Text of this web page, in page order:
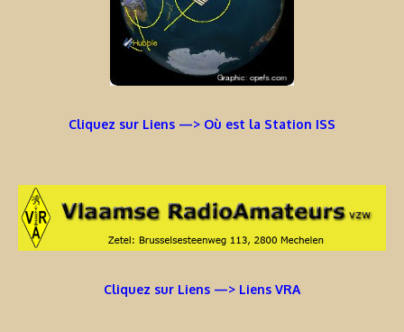
Cliquez sur Liens —> Où est la Station ISS
Cliquez sur Liens —> Liens VRA